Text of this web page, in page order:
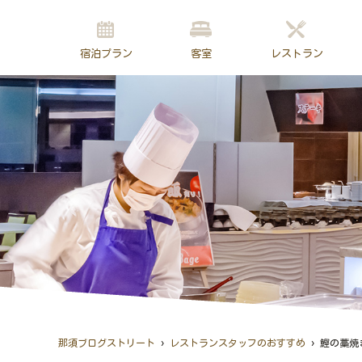
宿泊プラン 客室 レストラン
那須ブログストリート › レストランスタッフのおすすめ › 鰹の藁焼